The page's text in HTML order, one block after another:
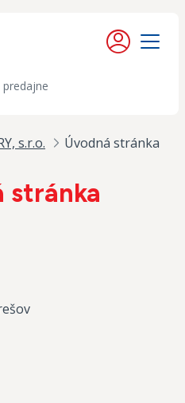
Moje konto
Menu
s.r.o. Úvodná stránka
stránka